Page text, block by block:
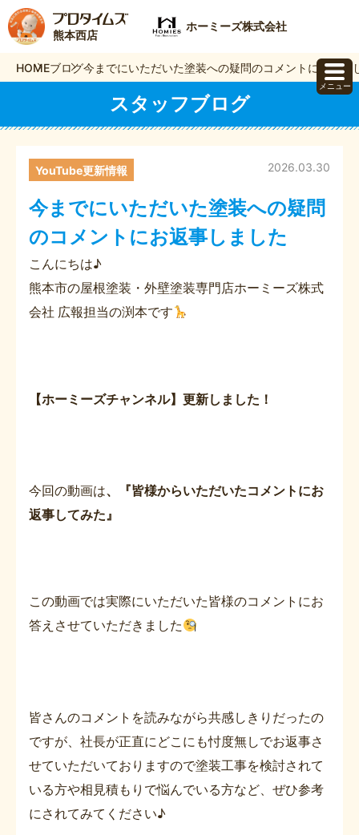
熊本西店
ホーミーズ株式会社
HOMEブログ今までにいただいた塗装への疑問のコメントにお返事
スタッフブログ
今までにいただいた塗装への疑問
のコメントにお返事しました
2026.03.30
YouTube更新情報
こんにちは♪
熊本市の屋根塗装・外壁塗装専門店ホーミーズ株式
会社 広報担当の渕本です
【ホーミーズチャンネル】更新しました！
今回の動画は、『皆様からいただいたコメントにお
返事してみた』
この動画では実際にいただいた皆様のコメントにお
答えさせていただきました
皆さんのコメントを読みながら共感しきりだったの
ですが、社長が正直にどこにも忖度無しでお返事さ
せていただいておりますので塗装工事を検討されて
いる方や相見積もりで悩んでいる方など、ぜひ参考
にされてみてください♪
メニュー